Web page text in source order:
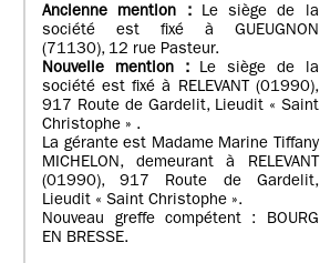
Ancienne mention : Le siège de la
société est fixé à GUEUGNON
(71130), 12 rue Pasteur.
Nouvelle mention : Le siège de la
société est fixé à RELEVANT (01990),
917 Route de Gardelit, Lieudit « Saint
Christophe » .
La gérante est Madame Marine Tiffany
MICHELON, demeurant à RELEVANT
(01990), 917 Route de Gardelit,
Lieudit « Saint Christophe ».
Nouveau greffe compétent : BOURG
EN BRESSE.